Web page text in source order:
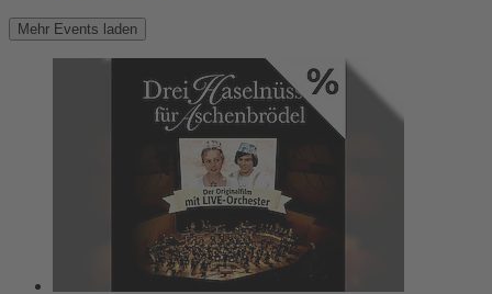
Mehr Events laden